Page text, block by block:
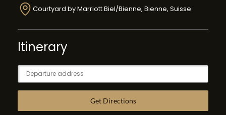
Courtyard by Marriott Biel/Bienne, Bienne, Suisse
Itinerary